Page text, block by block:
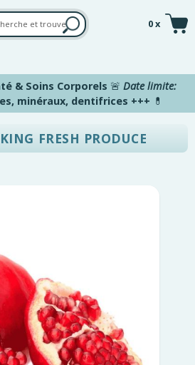
0 x
& Soins Corporels 🚨 Date limite:
minéraux, dentifrices +++ 💊
FRESH PRODUCE